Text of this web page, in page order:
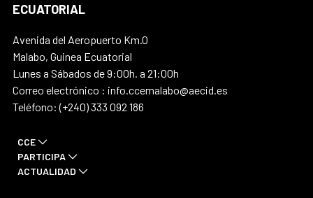
ECUATORIAL
Avenida del Aeropuerto Km.0
Malabo, Guinea Ecuatorial
Lunes a Sábados de 9:00h. a 21:00h
Correo electrónico : info.ccemalabo@aecid.es
Teléfono: (+240) 333 092 186
CCE
PARTICIPA
ACTUALIDAD